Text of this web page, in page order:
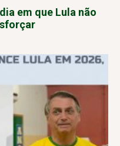
em que Lula não